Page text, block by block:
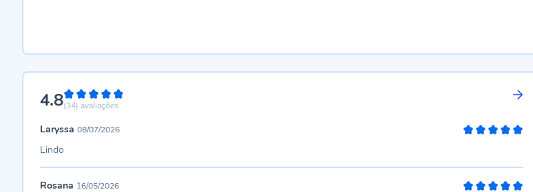
4.896%
(34) avaliações
Laryssa 08/07/2026
Lindo
Rosana 16/05/2026